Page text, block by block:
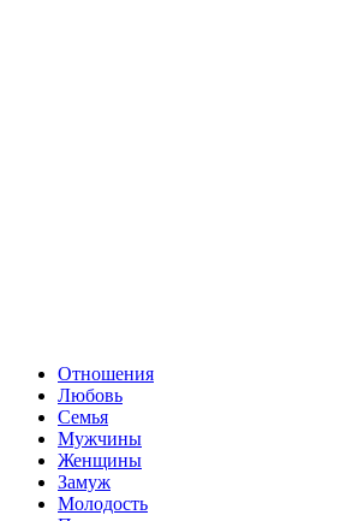
Отношения
Любовь
Семья
Мужчины
Женщины
Замуж
Молодость